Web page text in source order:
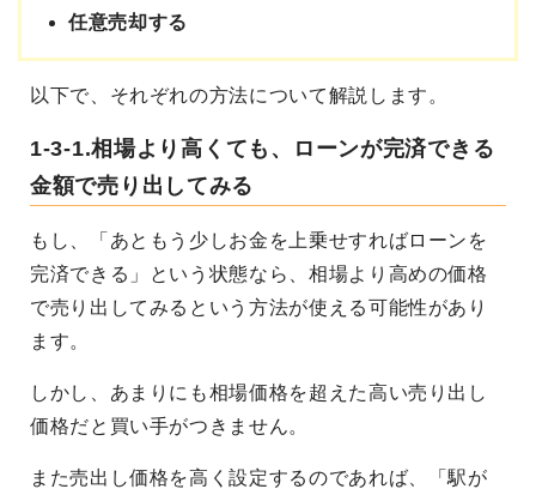
任意売却する
以下で、それぞれの方法について解説します。
1-3-1.相場より高くても、ローンが完済できる
金額で売り出してみる
もし、「あともう少しお金を上乗せすればローンを
完済できる」という状態なら、相場より高めの価格
で売り出してみるという方法が使える可能性があり
ます。
しかし、あまりにも相場価格を超えた高い売り出し
価格だと買い手がつきません。
また売出し価格を高く設定するのであれば、「駅が